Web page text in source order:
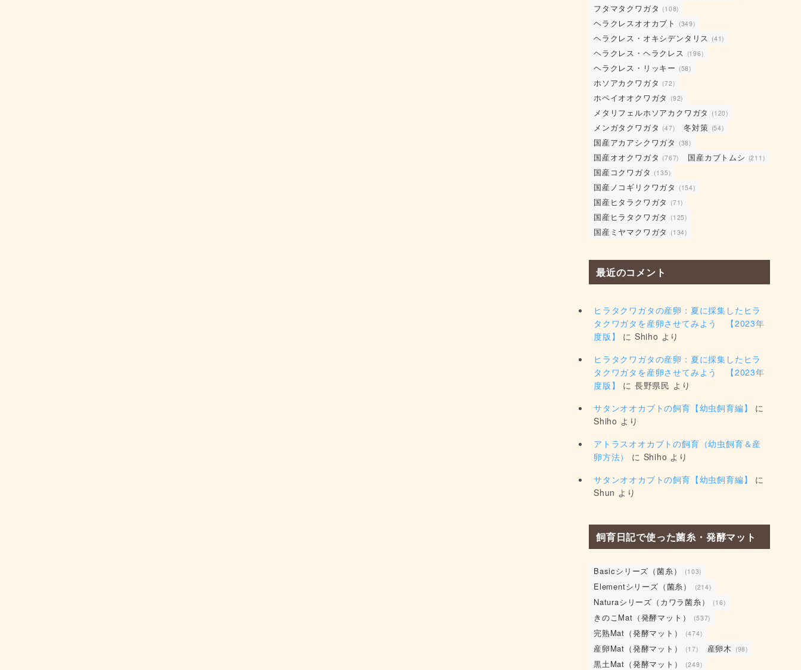
フタマタクワガタ (108)
ヘラクレスオオカブト (349)
ヘラクレス・オキシデンタリス (41)
ヘラクレス・ヘラクレス (196)
ヘラクレス・リッキー (58)
ホソアカクワガタ (72)
ホペイオオクワガタ (92)
メタリフェルホソアカクワガタ (120)
メンガタクワガタ (47) 冬対策 (54)
国産アカアシクワガタ (38)
国産オオクワガタ (767) 国産カブトムシ (211)
国産コクワガタ (135)
国産ノコギリクワガタ (154)
国産ヒタラクワガタ (71)
国産ヒラタクワガタ (125)
国産ミヤマクワガタ (134)
最近のコメント
ヒラタクワガタの産卵：夏に採集したヒラ
タクワガタを産卵させてみよう 【2023年
度版】
に Shiho より
ヒラタクワガタの産卵：夏に採集したヒラ
タクワガタを産卵させてみよう 【2023年
度版】
に 長野県民 より
サタンオオカブトの飼育【幼虫飼育編】
に
Shiho より
アトラスオオカブトの飼育（幼虫飼育＆産
卵方法）
に Shiho より
サタンオオカブトの飼育【幼虫飼育編】
に
Shun より
飼育日記で使った菌糸・発酵マット
Basicシリーズ（菌糸） (103)
Elementシリーズ（菌糸） (214)
Naturaシリーズ（カワラ菌糸） (16)
きのこMat（発酵マット） (537)
完熟Mat（発酵マット） (474)
産卵Mat（発酵マット） (17) 産卵木 (98)
黒土Mat（発酵マット） (249)